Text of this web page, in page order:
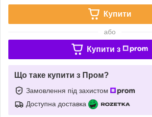
Купити
або
Купити з
Що таке купити з Пром?
Замовлення під захистом
Доступна доставка